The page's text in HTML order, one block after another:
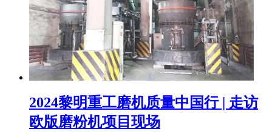
2024黎明重工磨机质量中国行 | 走访
欧版磨粉机项目现场